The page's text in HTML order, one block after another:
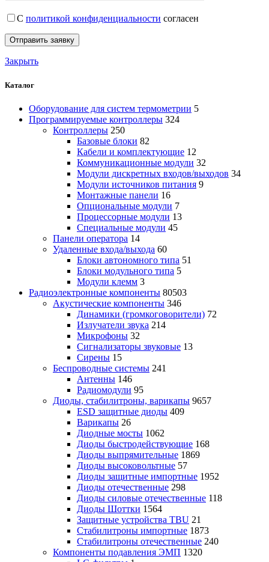
С политикой конфиденциальности согласен
Закрыть
Каталог
Оборудование для систем термометрии 5
Программируемые контроллеры 324
Контроллеры 250
Базовые блоки 82
Кабели и комплектующие 12
Коммуникационные модули 32
Модули дискретных входов/выходов 34
Модули источников питания 9
Монтажные панели 16
Опциональные модули 7
Процессорные модули 13
Специальные модули 45
Панели оператора 14
Удаленные входа/выхода 60
Блоки автономного типа 51
Блоки модульного типа 5
Модули клемм 3
Радиоэлектронные компоненты 80503
Акустические компоненты 346
Динамики (громкоговорители) 72
Излучатели звука 214
Микрофоны 32
Сигнализаторы звуковые 13
Сирены 15
Беспроводные системы 241
Антенны 146
Радиомодули 95
Диоды, стабилитроны, варикапы 9657
ESD защитные диоды 409
Варикапы 26
Диодные мосты 1062
Диоды быстродействующие 168
Диоды выпрямительные 1869
Диоды высоковольтные 57
Диоды защитные импортные 1952
Диоды отечественные 298
Диоды силовые отечественные 118
Диоды Шоттки 1564
Защитные устройства TBU 21
Стабилитроны импортные 1873
Стабилитроны отечественные 240
Компоненты подавления ЭМП 1320